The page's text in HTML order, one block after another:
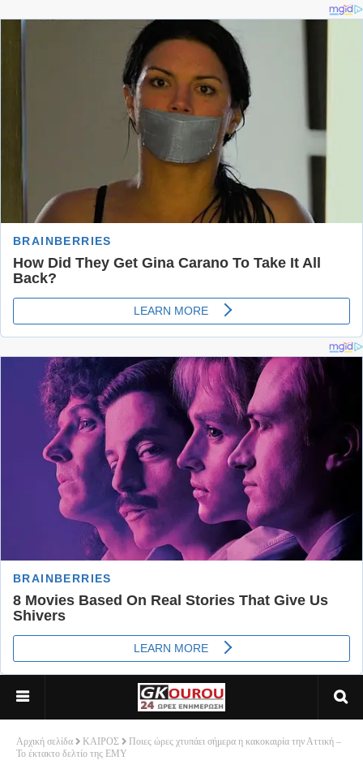
Αρχική σελίδα ΚΑΙΡΟΣ
Ποιες ώρες χτυπάει σήμερα η κακοκαιρία την Αττική –
Το έκτακτο δελτίο της ΕΜΥ